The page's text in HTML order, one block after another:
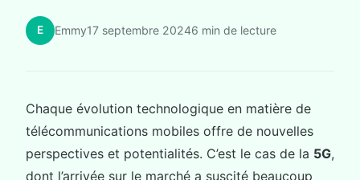
E Emmy17 septembre 20246 min de lecture
Chaque évolution technologique en matière de
télécommunications mobiles offre de nouvelles
perspectives et potentialités. C’est le cas de la 5G,
dont l’arrivée sur le marché a suscité beaucoup